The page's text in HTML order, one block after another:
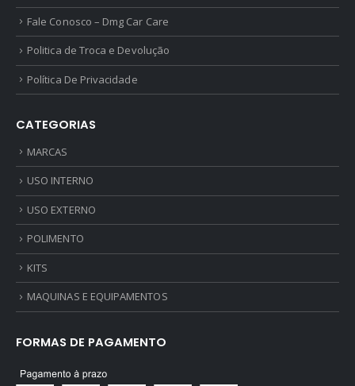
Fale Conosco – Dmg Car Care
Politica de Troca e Devolução
Política De Privacidade
CATEGORIAS
MARCAS
USO INTERNO
USO EXTERNO
POLIMENTO
KITS
MAQUINAS E EQUIPAMENTOS
FORMAS DE PAGAMENTO